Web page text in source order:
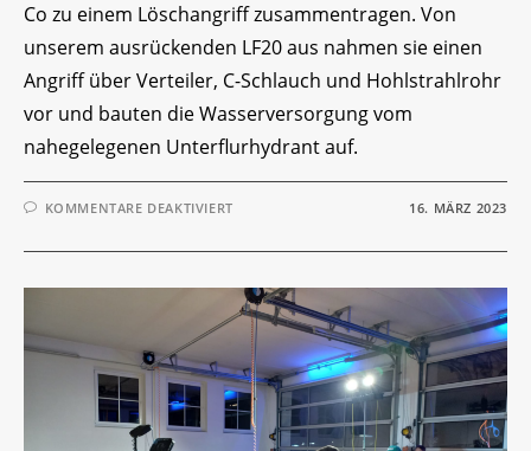
Co zu einem Löschangriff zusammentragen. Von
unserem ausrückenden LF20 aus nahmen sie einen
Angriff über Verteiler, C-Schlauch und Hohlstrahlrohr
vor und bauten die Wasserversorgung vom
nahegelegenen Unterflurhydrant auf.
KOMMENTARE DEAKTIVIERTFÜR
UND
16. MÄRZ 2023